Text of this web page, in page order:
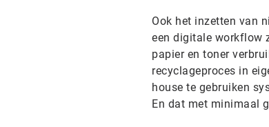
Ook het inzetten van
een digitale workflow
papier en toner
recyclageproces in
house te gebruiken
En dat met minimaal